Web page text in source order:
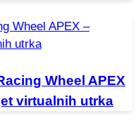
Wheel APEX
virtualnih utrka